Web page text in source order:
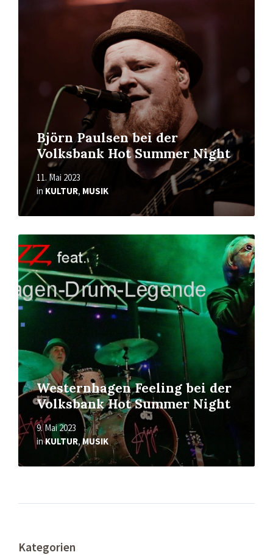
Björn Paulsen bei der
Volksbank Hot Summer Night
11. Mai 2023
inKULTUR, MUSIK
Westernhagen Feeling bei der
Volksbank Hot Summer Night
9. Mai 2023
inKULTUR,MUSIK
Mehr
erfahren
Kategorien